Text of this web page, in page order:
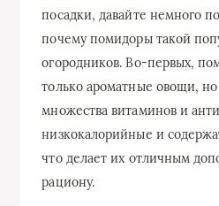
посадки, давайте немного
почему помидоры такой
огородников. Во-первых,
только ароматные овощи,
множества витаминов и
низкокалорийные и
что делает их отличным
рациону.